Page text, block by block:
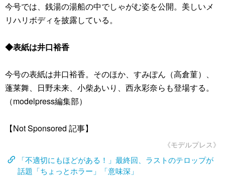
今号では、銭湯の湯船の中でしゃがむ姿を公開。美しいメ
リハリボディを披露している。
◆表紙は井口裕香
今号の表紙は井口裕香。そのほか、すみぽん（高倉菫）、
蓬莱舞、日野未来、小柴あいり、西永彩奈らも登場する。
（modelpress編集部）
【Not Sponsored 記事】
《モデルプレス》
「不適切にもほどがある！」最終回、ラストのテロップが
話題「ちょっとホラー」「意味深」